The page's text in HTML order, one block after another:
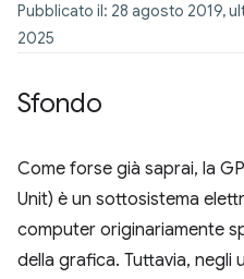
Pubblicato il: 28 agosto 2019,
2025
Sfondo
Come forse già saprai, la
Unit) è un sottosistema
computer originariamente
della grafica. Tuttavia, negli